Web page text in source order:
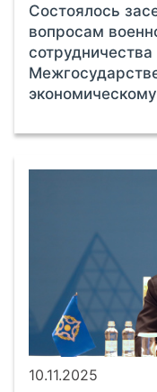
Состоялось
вопросам
10.11.2025